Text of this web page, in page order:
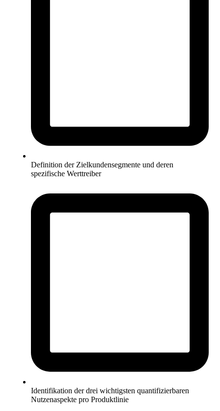
Definition der Zielkundensegmente und deren
spezifische Werttreiber
Identifikation der drei wichtigsten quantifizierbaren
Nutzenaspekte pro Produktlinie